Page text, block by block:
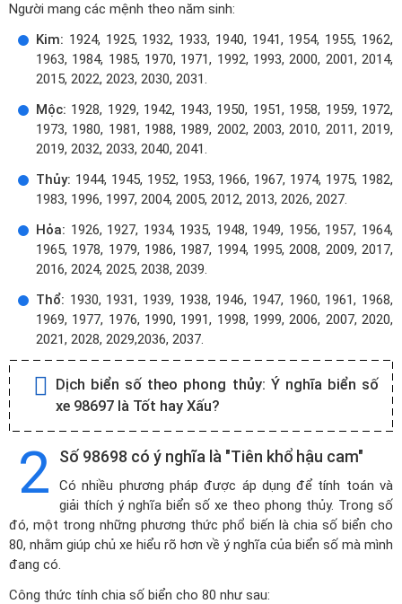
Người mang các mệnh theo năm sinh:
Kim: 1924, 1925, 1932, 1933, 1940, 1941, 1954, 1955, 1962,
1963, 1984, 1985, 1970, 1971, 1992, 1993, 2000, 2001, 2014,
2015, 2022, 2023, 2030, 2031.
Mộc: 1928, 1929, 1942, 1943, 1950, 1951, 1958, 1959, 1972,
1973, 1980, 1981, 1988, 1989, 2002, 2003, 2010, 2011, 2019,
2019, 2032, 2033, 2040, 2041.
Thủy: 1944, 1945, 1952, 1953, 1966, 1967, 1974, 1975, 1982,
1983, 1996, 1997, 2004, 2005, 2012, 2013, 2026, 2027.
Hỏa: 1926, 1927, 1934, 1935, 1948, 1949, 1956, 1957, 1964,
1965, 1978, 1979, 1986, 1987, 1994, 1995, 2008, 2009, 2017,
2016, 2024, 2025, 2038, 2039.
Thổ: 1930, 1931, 1939, 1938, 1946, 1947, 1960, 1961, 1968,
1969, 1977, 1976, 1990, 1991, 1998, 1999, 2006, 2007, 2020,
2021, 2028, 2029,2036, 2037.
Dịch biển số theo phong thủy: Ý nghĩa biển số
xe 98697 là Tốt hay Xấu?
2 Số 98698 có ý nghĩa là "Tiên khổ hậu cam"
Có nhiều phương pháp được áp dụng để tính toán và
giải thích ý nghĩa biển số xe theo phong thủy. Trong số
đó, một trong những phương thức phổ biến là chia số biển cho
80, nhằm giúp chủ xe hiểu rõ hơn về ý nghĩa của biển số mà mình
đang có.
Công thức tính chia số biển cho 80 như sau: